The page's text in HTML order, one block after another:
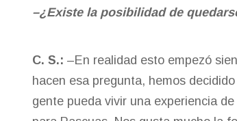
–¿Existe la posibilidad de
C. S.: –En realidad esto empezó
hacen esa pregunta, hemos
gente pueda vivir una experiencia